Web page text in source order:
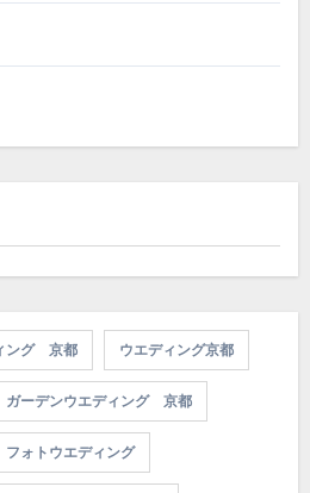
ング 京都 ウエディング京都
ガーデンウエディング 京都
フォトウエディング